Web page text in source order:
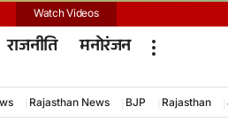
Watch Videos
राजनीति मनोरंजन
Rajasthan News BJP Rajasthan